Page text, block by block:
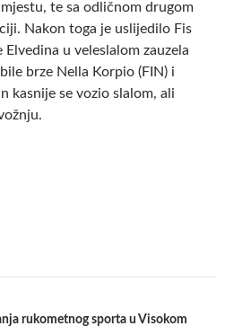
te sa odličnom drugom
Nakon toga je uslijedilo Fis
u veleslalom zauzela
brze Nella Korpio (FIN) i
kasnije se vozio slalom, ali
rukometnog sporta u Visokom